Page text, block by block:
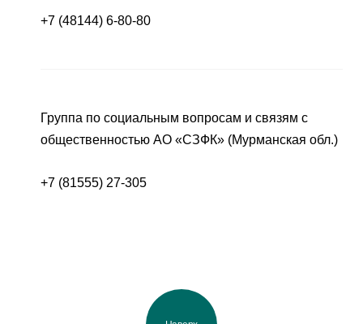
+7 (48144) 6-80-80
Группа по социальным вопросам и связям с
общественностью АО «СЗФК» (Мурманская обл.)
+7 (81555) 27-305